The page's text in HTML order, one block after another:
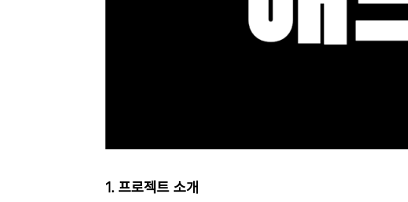
1. 프로젝트 소개